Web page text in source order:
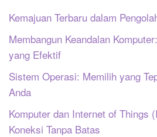
Kemajuan Terbaru dalam
Membangun Keandalan
yang Efektif
Sistem Operasi: Memilih yang
Anda
Komputer dan Internet of Things
Koneksi Tanpa Batas